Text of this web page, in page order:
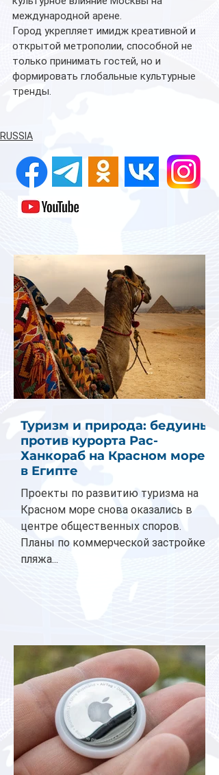
международной арене.
Город укрепляет имидж креативной и
открытой метрополии, способной не
только принимать гостей, но и
формировать глобальные культурные
тренды.
RUSSIA
Туризм и природа: бедуины
против курорта Рас-
Ханкораб на Красном море
в Египте
Проекты по развитию туризма на
Красном море снова оказались в
центре общественных споров.
Планы по коммерческой застройке
пляжа...